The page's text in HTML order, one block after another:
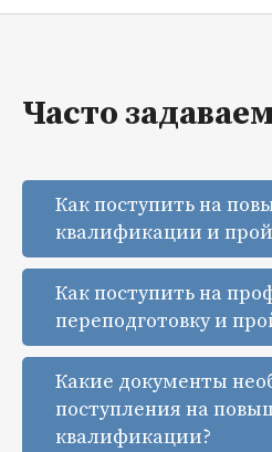
Часто
Как поступить на
квалификации и
Как поступить на
переподготовку и
Какие документы
поступления на
квалификации?